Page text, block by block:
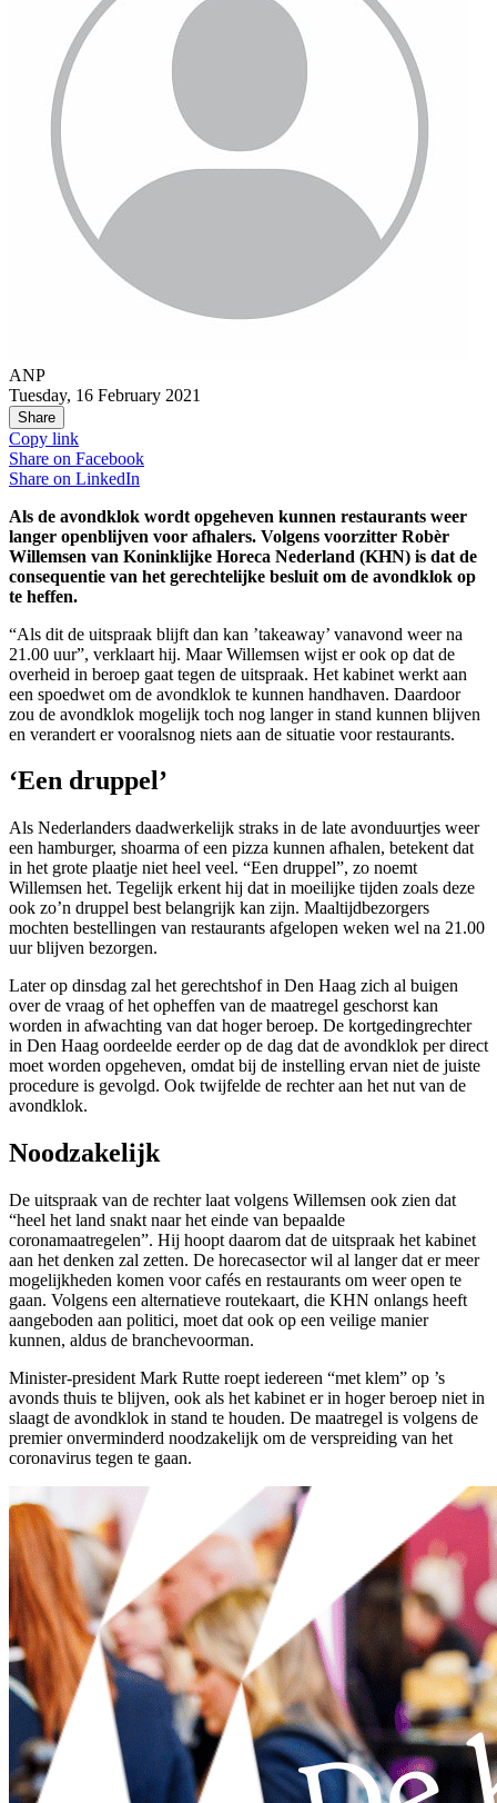
ANP
Tuesday, 16 February 2021
Share
Copy link
Share on Facebook
Share on LinkedIn
Als de avondklok wordt opgeheven kunnen restaurants weer
langer openblijven voor afhalers. Volgens voorzitter Robèr
Willemsen van Koninklijke Horeca Nederland (KHN) is dat de
consequentie van het gerechtelijke besluit om de avondklok op
te heffen.
“Als dit de uitspraak blijft dan kan ’takeaway’ vanavond weer na
21.00 uur”, verklaart hij. Maar Willemsen wijst er ook op dat de
overheid in beroep gaat tegen de uitspraak. Het kabinet werkt aan
een spoedwet om de avondklok te kunnen handhaven. Daardoor
zou de avondklok mogelijk toch nog langer in stand kunnen blijven
en verandert er vooralsnog niets aan de situatie voor restaurants.
‘Een druppel’
Als Nederlanders daadwerkelijk straks in de late avonduurtjes weer
een hamburger, shoarma of een pizza kunnen afhalen, betekent dat
in het grote plaatje niet heel veel. “Een druppel”, zo noemt
Willemsen het. Tegelijk erkent hij dat in moeilijke tijden zoals deze
ook zo’n druppel best belangrijk kan zijn. Maaltijdbezorgers
mochten bestellingen van restaurants afgelopen weken wel na 21.00
uur blijven bezorgen.
Later op dinsdag zal het gerechtshof in Den Haag zich al buigen
over de vraag of het opheffen van de maatregel geschorst kan
worden in afwachting van dat hoger beroep. De kortgedingrechter
in Den Haag oordeelde eerder op de dag dat de avondklok per direct
moet worden opgeheven, omdat bij de instelling ervan niet de juiste
procedure is gevolgd. Ook twijfelde de rechter aan het nut van de
avondklok.
Noodzakelijk
De uitspraak van de rechter laat volgens Willemsen ook zien dat
“heel het land snakt naar het einde van bepaalde
coronamaatregelen”. Hij hoopt daarom dat de uitspraak het kabinet
aan het denken zal zetten. De horecasector wil al langer dat er meer
mogelijkheden komen voor cafés en restaurants om weer open te
gaan. Volgens een alternatieve routekaart, die KHN onlangs heeft
aangeboden aan politici, moet dat ook op een veilige manier
kunnen, aldus de branchevoorman.
Minister-president Mark Rutte roept iedereen “met klem” op ’s
avonds thuis te blijven, ook als het kabinet er in hoger beroep niet in
slaagt de avondklok in stand te houden. De maatregel is volgens de
premier onverminderd noodzakelijk om de verspreiding van het
coronavirus tegen te gaan.